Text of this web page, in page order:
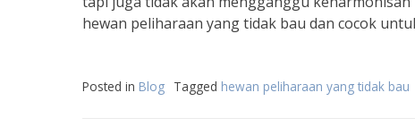
hewan peliharaan yang tidak bau dan cocok
Posted in Blog Tagged hewan peliharaan yang tidak bau